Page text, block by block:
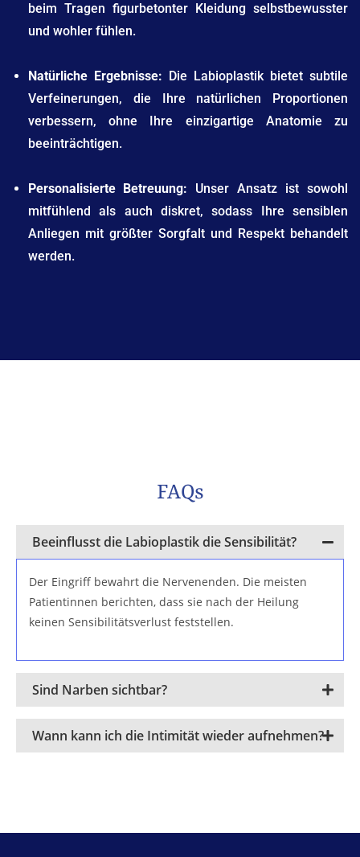
beim Tragen figurbetonter Kleidung selbstbewusster
und wohler fühlen.
Natürliche Ergebnisse: Die Labioplastik bietet subtile
Verfeinerungen, die Ihre natürlichen Proportionen
verbessern, ohne Ihre einzigartige Anatomie zu
beeinträchtigen.
Personalisierte Betreuung: Unser Ansatz ist sowohl
mitfühlend als auch diskret, sodass Ihre sensiblen
Anliegen mit größter Sorgfalt und Respekt behandelt
werden.
FAQs
Beeinflusst die Labioplastik die Sensibilität?
Der Eingriff bewahrt die Nervenenden. Die meisten
Patientinnen berichten, dass sie nach der Heilung
keinen Sensibilitätsverlust feststellen.
Sind Narben sichtbar?
Wann kann ich die Intimität wieder aufnehmen?